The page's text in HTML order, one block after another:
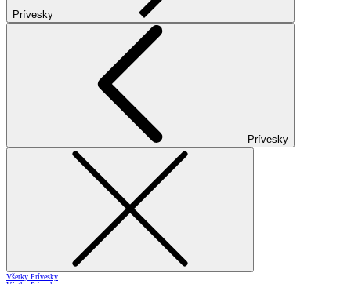
Prívesky
Prívesky
Všetky Prívesky